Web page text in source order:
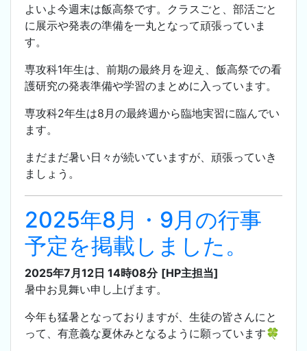
よいよ今週末は飯高祭です。クラスごと、部活ごと
に展示や発表の準備を一丸となって頑張っていま
す。
専攻科1年生は、前期の最終月を迎え、飯高祭での看
護研究の発表準備や学習のまとめに入っています。
専攻科2年生は8月の最終週から臨地実習に臨んでい
ます。
まだまだ暑い日々が続いていますが、頑張っていき
ましょう。
2025年8月・9月の行事
予定を掲載しました。
2025年7月12日 14時08分 [HP主担当]
暑中お見舞い申し上げます。
今年も猛暑となっておりますが、生徒の皆さんにと
って、有意義な夏休みとなるように願っています🍀